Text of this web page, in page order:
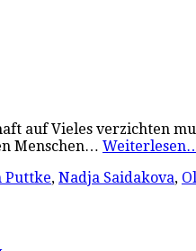
auf Vieles verzichten
Menschen…
Puttke, Nadja Saidakova,